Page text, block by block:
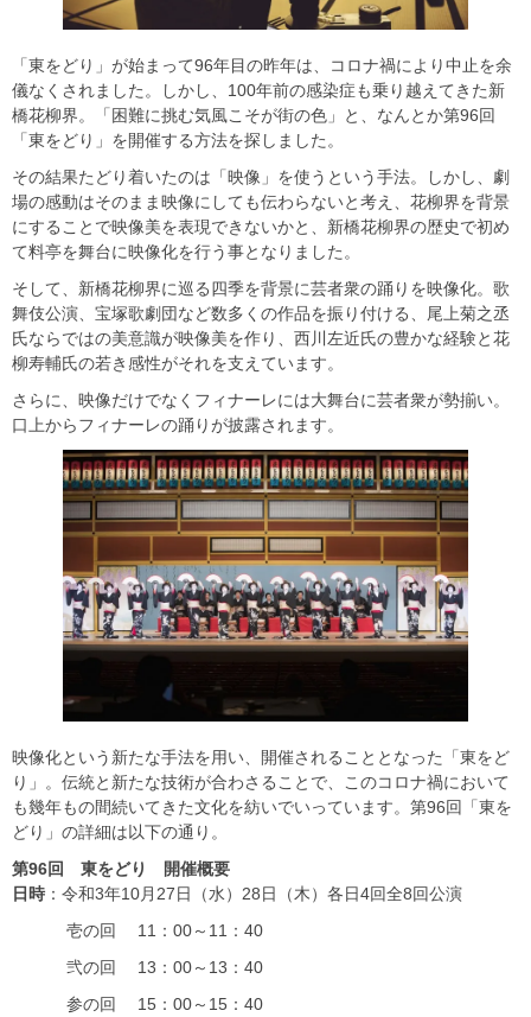
「東をどり」が始まって96年目の昨年は、コロナ禍により中止を余
儀なくされました。しかし、100年前の感染症も乗り越えてきた新
橋花柳界。「困難に挑む気風こそが街の色」と、なんとか第96回
「東をどり」を開催する方法を探しました。
その結果たどり着いたのは「映像」を使うという手法。しかし、劇
場の感動はそのまま映像にしても伝わらないと考え、花柳界を背景
にすることで映像美を表現できないかと、新橋花柳界の歴史で初め
て料亭を舞台に映像化を行う事となりました。
そして、新橋花柳界に巡る四季を背景に芸者衆の踊りを映像化。歌
舞伎公演、宝塚歌劇団など数多くの作品を振り付ける、尾上菊之丞
氏ならではの美意識が映像美を作り、西川左近氏の豊かな経験と花
柳寿輔氏の若き感性がそれを支えています。
さらに、映像だけでなくフィナーレには大舞台に芸者衆が勢揃い。
口上からフィナーレの踊りが披露されます。
映像化という新たな手法を用い、開催されることとなった「東をど
り」。伝統と新たな技術が合わさることで、このコロナ禍において
も幾年もの間続いてきた文化を紡いでいっています。第96回「東を
どり」の詳細は以下の通り。
第96回 東をどり 開催概要
日時 ：令和3年10月27日（水）28日（木）各日4回全8回公演
壱の回 11：00～11：40
弐の回 13：00～13：40
参の回 15：00～15：40